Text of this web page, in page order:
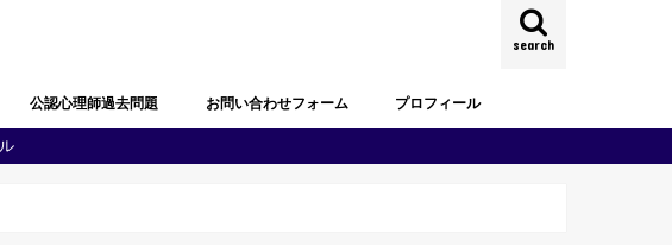
search
自覚
像
学
分析
する事項
公認心理師過去問題 お問い合わせフォーム プロフィール